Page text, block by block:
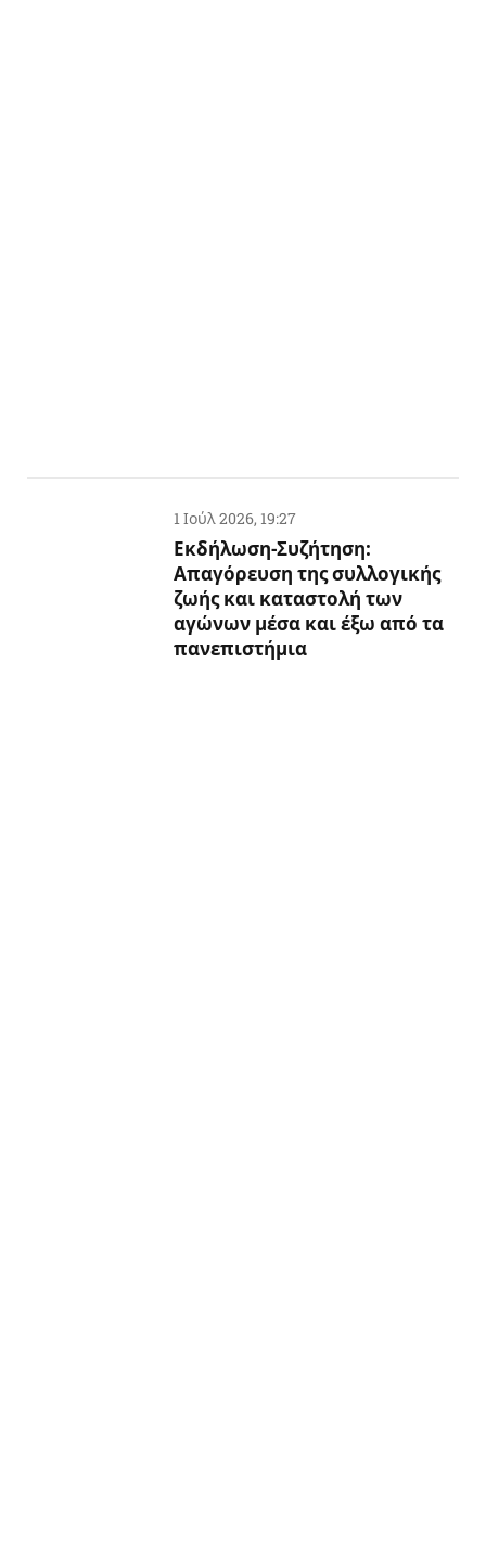
1 Ιούλ 2026, 19:27
Εκδήλωση-Συζήτηση:
Απαγόρευση της συλλογικής
ζωής και καταστολή των
αγώνων μέσα και έξω από τα
πανεπιστήμια